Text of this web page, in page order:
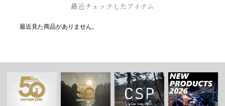
最近チェックしたアイテム
最近見た商品がありません。